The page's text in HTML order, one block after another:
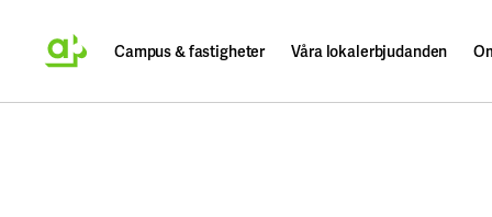
Campus & fastigheter Våra lokalerbjudanden